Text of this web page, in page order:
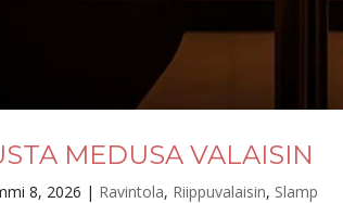
MEDUSA VALAISIN
8, 2026 | Ravintola, Riippuvalaisin, Slamp